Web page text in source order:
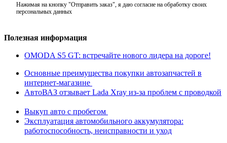
Нажимая на кнопку "Отправить заказ", я даю согласие на обработку своих
персональных данных
Полезная информация
OMODA S5 GT: встречайте нового лидера на дороге!
Основные преимущества покупки автозапчастей в
интернет-магазине
АвтоВАЗ отзывает Lada Xray из-за проблем с проводкой
Выкуп авто с пробегом
Эксплуатация автомобильного аккумулятора:
работоспособность, неисправности и уход